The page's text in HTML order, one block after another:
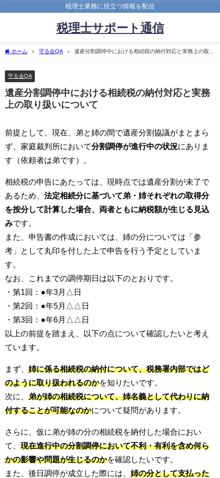
税理士業務に役立つ情報を配信
税理士サポート通信
ホーム 守る会QA
遺産分割調停中における相続税の納付対応と実務上の取り
守る会QA
遺産分割調停中における相続税の納付対応と実務
上の取り扱いについて
前提として、現在、弟と姉の間で遺産分割協議がまとまら
ず、家庭裁判所において分割調停が進行中の状況にありま
す（依頼者は弟です）。
相続税の申告にあたっては、現時点では遺産分割が未了で
あるため、 法定相続分に基づいて弟・姉それぞれの取得分
を按分して計算した場合、両者ともに納税額が生じる見込
みです。
また、申告書の作成においては、姉の分については「参
考」として丸印を付した上で申告を行う予定としていま
す。
なお、これまでの調停期日は以下のとおりです。
・第1回：●年3月△日
・第2回：●年5月△△日
・第3回：●年6月△△日
以上の前提を踏まえ、以下の点について確認したいと考え
ています。
まず、 姉に係る相続税の納付について、税務署内部ではど
のように取り扱われるのかを知りたいです。
次に、 弟が姉の相続税について、姉名義として代わりに納
付することが可能なのかについて疑問があります。
さらに、仮に弟が姉の分の相続税を納付した場合におい
て、 現在進行中の分割調停において不利・有利を含め何ら
かの影響や問題が生じるのかを確認したいです。
また、後日調停が成立した際には、 姉の分として支払った